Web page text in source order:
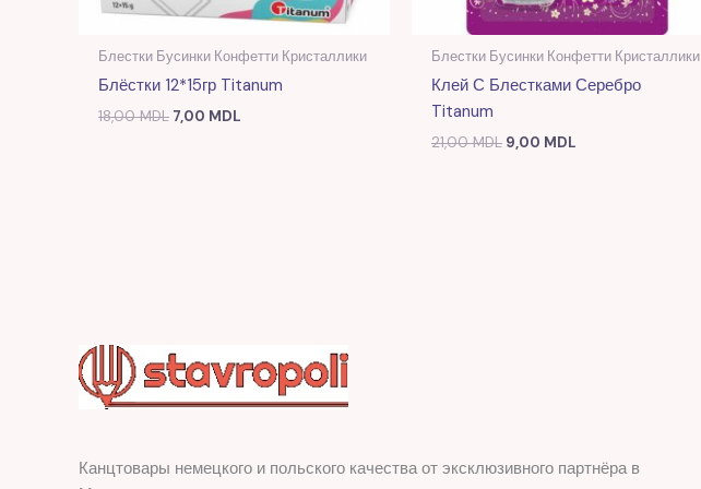
Блестки Бусинки Конфетти Кристаллики
Блёстки 12*15гр Titanum
18,00MDL 7,00 MDL
Блестки Бусинки Конфетти Кристаллики
Клей С Блестками Серебро
Titanum
21,00MDL 9,00 MDL
Канцтовары немецкого и польского качества от эксклюзивного партнёра в